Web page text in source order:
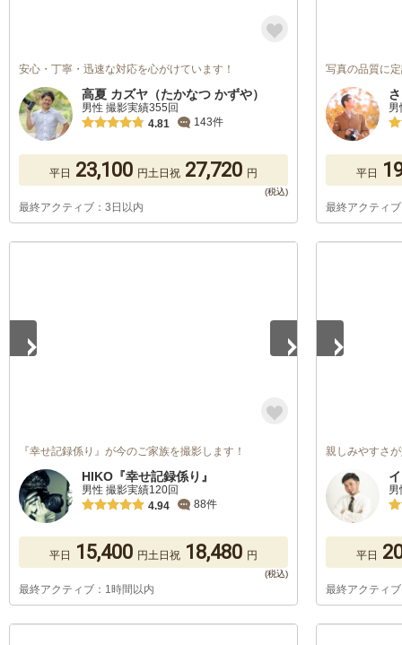
安心・丁寧・迅速な対応を心がけています！
高夏 カズヤ（たかなつ かずや）
男性 撮影実績355回
4.81
143件
平日 23,100 円土日祝 27,720 円
最終アクティブ：3日以内
写真の品質に
平日
最終アクティ
『幸せ記録係り』が今のご家族を撮影します！
HIKO『幸せ記録係り』
男性 撮影実績120回
4.94
88件
平日 15,400 円土日祝 18,480 円
最終アクティブ：1時間以内
親しみやすさ
平日
最終アクティ